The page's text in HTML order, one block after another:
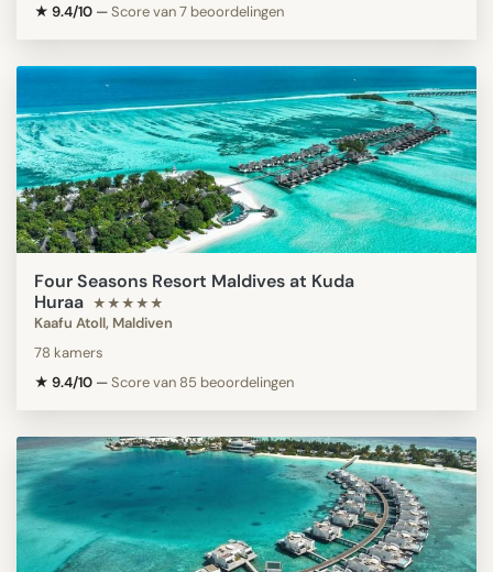
★ 9.4/10 —Score van 7 beoordelingen
Four Seasons Resort Maldives at Kuda
Huraa ★★★★★
Kaafu Atoll, Maldiven
78 kamers
★ 9.4/10 —Score van 85 beoordelingen